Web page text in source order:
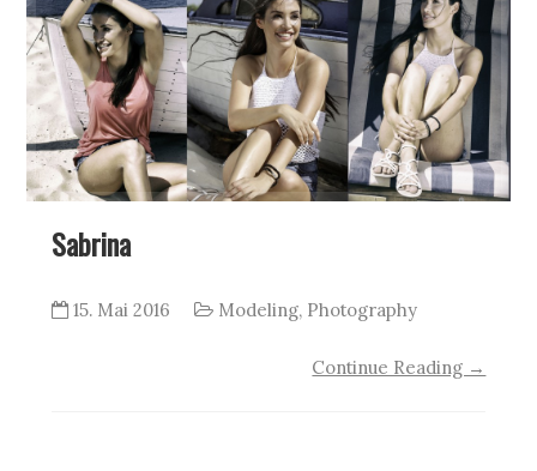
Sabrina
15. Mai 2016 Modeling, Photography
Continue Reading →